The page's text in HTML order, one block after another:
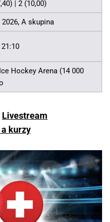
| 2 (10,00)
A skupina
Hockey Arena (14 000
Livestream
kurzy